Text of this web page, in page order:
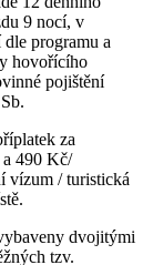
9 nocí, v
programu a
hovořícího
pojištění
za
a 490 Kč/
vízum / turistická
dvojitými
tzv.